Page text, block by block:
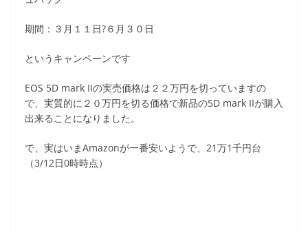
期間：３月１１日?６月３０日
というキャンペーンです
EOS 5D mark IIの実売価格は２２万円を切っていますの
で、実質的に２０万円を切る価格で新品の5D mark IIが購入
出来ることになりました。
で、実はいまAmazonが一番安いようで、21万1千円台
（3/12日0時時点）